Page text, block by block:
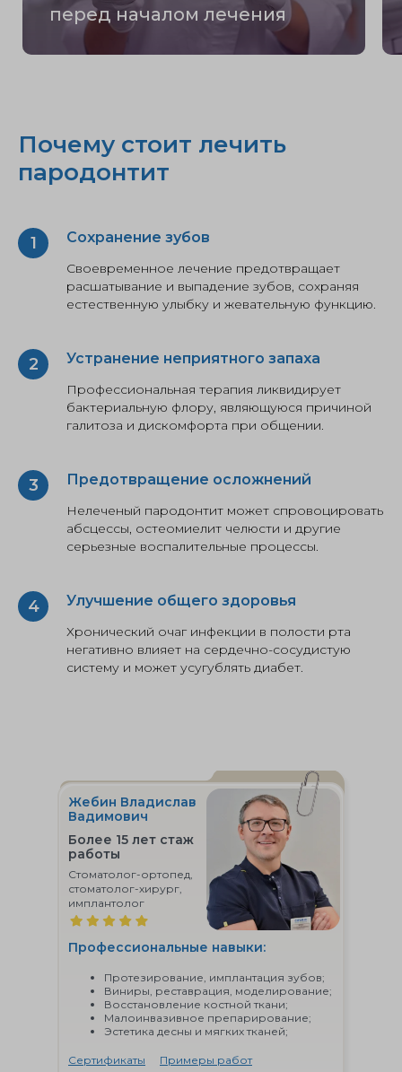
перед началом лечения
Почему стоит лечить
пародонтит
Сохранение зубов
Своевременное лечение предотвращает
расшатывание и выпадение зубов, сохраняя
естественную улыбку и жевательную функцию.
Устранение неприятного запаха
Профессиональная терапия ликвидирует
бактериальную флору, являющуюся причиной
галитоза и дискомфорта при общении.
Предотвращение осложнений
Нелеченый пародонтит может спровоцировать
абсцессы, остеомиелит челюсти и другие
серьезные воспалительные процессы.
Улучшение общего здоровья
Хронический очаг инфекции в полости рта
негативно влияет на сердечно-сосудистую
систему и может усугублять диабет.
Жебин Владислав
Вадимович
Более 15 лет стаж
работы
Стоматолог-ортопед,
стоматолог-хирург,
имплантолог
Профессиональные навыки:
Протезирование, имплантация зубов;
Виниры, реставрация, моделирование;
Восстановление костной ткани;
Малоинвазивное препарирование;
Эстетика десны и мягких тканей;
Сертификаты Примеры работ